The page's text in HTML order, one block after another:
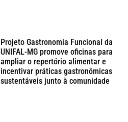
Projeto Gastronomia Funcional da
UNIFAL-MG promove oficinas para
ampliar o repertório alimentar e
incentivar práticas gastronômicas
sustentáveis junto à comunidade